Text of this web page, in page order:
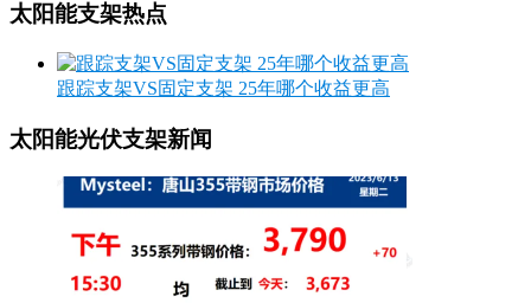
太阳能支架热点
跟踪支架VS固定支架 25年哪个收益更高
太阳能光伏支架新闻